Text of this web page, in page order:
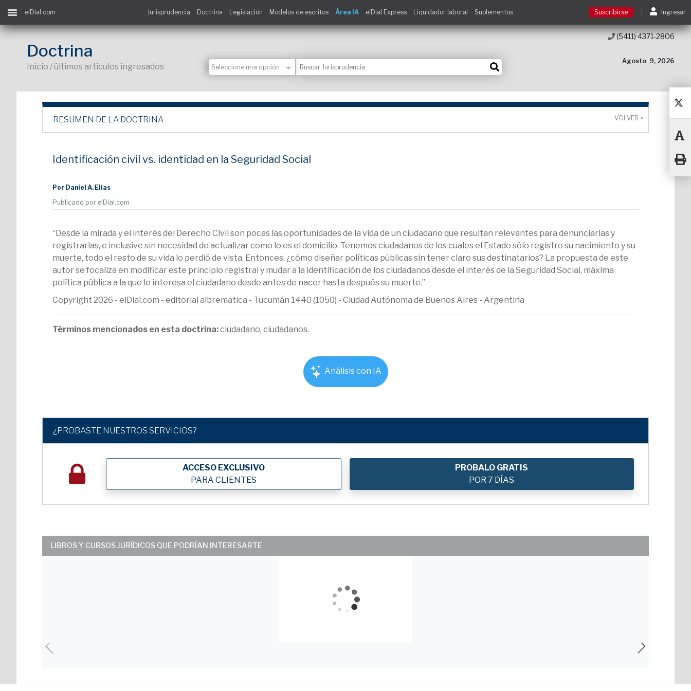
Suscribirse
Acceso a cursos
elDial.com Jurisprudencia Doctrina Legislación Modelos de escritos Área IA elDial Express Liquidador laboral Suplementos Suscribirse Ingresar
Doctrina
Inicio / últimos artículos ingresados
Agosto 9, 2026
(5411) 4371-2806
RESUMEN DE LA DOCTRINA VOLVER >
Identificación civil vs. identidad en la Seguridad Social
Por Daniel A. Elías
Publicado por elDial.com
“Desde la mirada y el interés del Derecho Civil son pocas las oportunidades de la vida de un ciudadano que resultan relevantes para denunciarlas y
registrarlas, e inclusive sin necesidad de actualizar como lo es el domicilio. Tenemos ciudadanos de los cuales el Estado sólo registro su nacimiento y su
muerte, todo el resto de su vida lo perdió de vista. Entonces, ¿cómo diseñar políticas públicas sin tener claro sus destinatarios? La propuesta de este
autor se focaliza en modificar este principio registral y mudar a la identificación de los ciudadanos desde el interés de la Seguridad Social, máxima
política pública a la que le interesa el ciudadano desde antes de nacer hasta después su muerte.”
Copyright 2026 - elDial.com - editorial albrematica - Tucumán 1440 (1050) - Ciudad Autónoma de Buenos Aires - Argentina
Términos mencionados en esta doctrina:ciudadano, ciudadanos.
Análisis con IA
¿PROBASTE NUESTROS SERVICIOS?
ACCESO EXCLUSIVO
PARA CLIENTES
PROBALO GRATIS
POR 7 DÍAS
LIBROS Y CURSOS JURÍDICOS QUE PODRÍAN INTERESARTE